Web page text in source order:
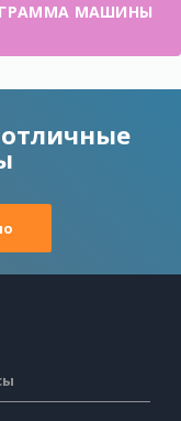
МАШИНЫ